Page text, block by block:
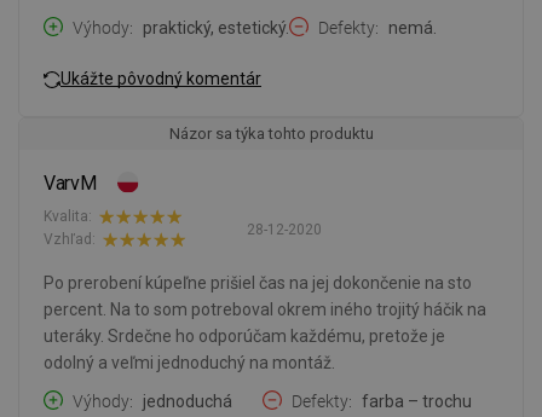
Výhody
praktický, estetický. Defekty nemá.
Ukážte pôvodný komentár
Názor sa týka tohto produktu
VarvM
28-12-2020
Kvalita:
Vzhľad:
Po prerobení kúpeľne prišiel čas na jej dokončenie na sto
percent. Na to som potreboval okrem iného trojitý háčik na
uteráky. Srdečne ho odporúčam každému, pretože je
odolný a veľmi jednoduchý na montáž.
Výhody
jednoduchá
Defekty
farba – trochu